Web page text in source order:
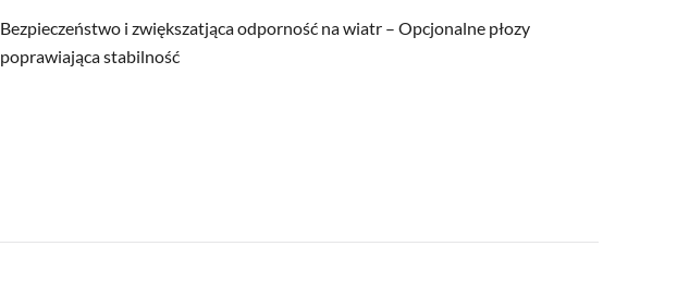
Bezpieczeństwo i zwiększatjąca odporność na wiatr – Opcjonalne płozy
poprawiająca stabilność